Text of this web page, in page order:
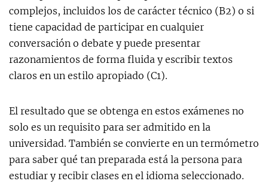
complejos, incluidos los de carácter técnico (B2) o si
tiene capacidad de participar en cualquier
conversación o debate y puede presentar
razonamientos de forma fluida y escribir textos
claros en un estilo apropiado (C1).
El resultado que se obtenga en estos exámenes no
solo es un requisito para ser admitido en la
universidad. También se convierte en un termómetro
para saber qué tan preparada está la persona para
estudiar y recibir clases en el idioma seleccionado.